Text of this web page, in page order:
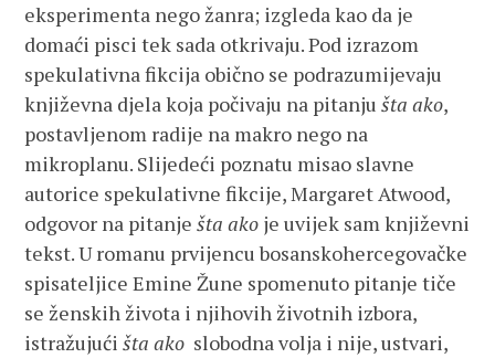
eksperimenta nego žanra; izgleda kao da je
domaći pisci tek sada otkrivaju. Pod izrazom
spekulativna fikcija obično se podrazumijevaju
književna djela koja počivaju na pitanjušta ako,
postavljenom radije na makro nego na
mikroplanu. Slijedeći poznatu misao slavne
autorice spekulativne fikcije, Margaret Atwood,
odgovor na pitanješta ako je uvijek sam književni
tekst. U romanu prvijencu bosanskohercegovačke
spisateljice Emine Žune spomenuto pitanje tiče
se ženskih života i njihovih životnih izbora,
istražujućišta ako slobodna volja i nije, ustvari,